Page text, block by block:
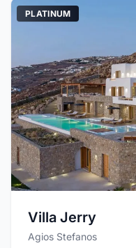
PLATINUM
Villa Jerry
Agios Stefanos